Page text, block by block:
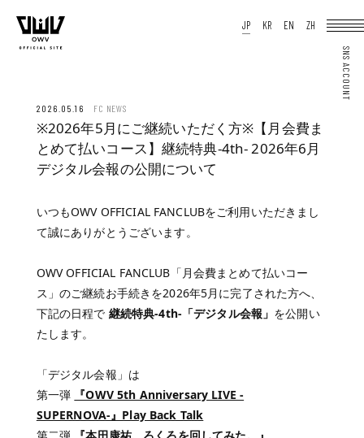
NEWS
SCHEDULE
PROFILE
LOGIN
MEMBER DIARY
WALLPAPER
SPECIAL
JP KR EN ZH
2026.05.16 FC NEWS
※2026年5月にご継続いただく方※【月会費ま
とめて払いコース】継続特典-4th- 2026年6月
デジタル会報の公開について
いつもOWV OFFICIAL FANCLUBをご利用いただきまし
て誠にありがとうございます。
OWV OFFICIAL FANCLUB「月会費まとめて払いコー
ス」のご継続お手続きを2026年5月に完了された方へ、
下記の日程で 継続特典-4th-「デジタル会報」 を公開い
たします。
「デジタル会報」は
第一弾
『OWV 5th Anniversary LIVE -
SUPERNOVA-』Play Back Talk